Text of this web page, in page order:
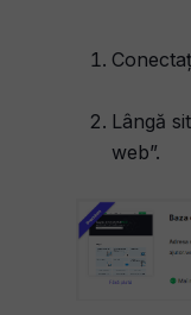
Lângă
web”.